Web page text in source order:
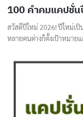
100 คำคมแคปชั่น
สวัสดีปีใหม่ 2026! ปีใหม่เป็
หลายคนต่างก็ตั้งเป้าหมาย